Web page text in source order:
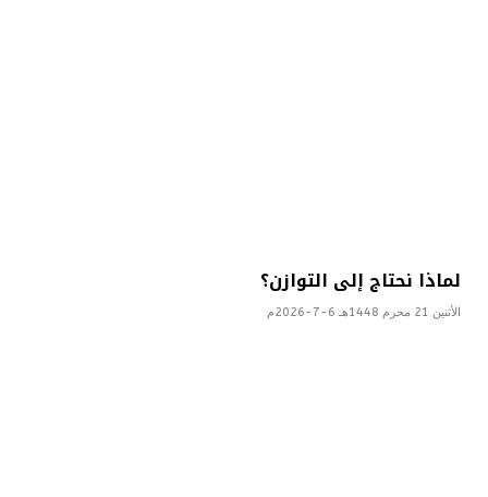
لماذا نحتاج إلى التوازن؟
الأثنين 21 محرم 1448هـ 6-7-2026م